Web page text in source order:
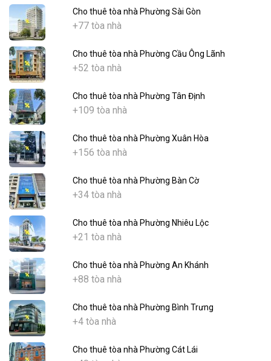
Cho thuê tòa nhà Phường Sài Gòn
+77 tòa nhà
Cho thuê tòa nhà Phường Cầu Ông Lãnh
+52 tòa nhà
Cho thuê tòa nhà Phường Tân Định
+109 tòa nhà
Cho thuê tòa nhà Phường Xuân Hòa
+156 tòa nhà
Cho thuê tòa nhà Phường Bàn Cờ
+34 tòa nhà
Cho thuê tòa nhà Phường Nhiêu Lộc
+21 tòa nhà
Cho thuê tòa nhà Phường An Khánh
+88 tòa nhà
Cho thuê tòa nhà Phường Bình Trưng
+4 tòa nhà
Cho thuê tòa nhà Phường Cát Lái